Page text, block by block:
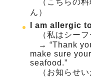
（こちらの料
ん）
I am allergic
（私はシーフ
→ “Thank
make sure
seafood.”
（お知らせい